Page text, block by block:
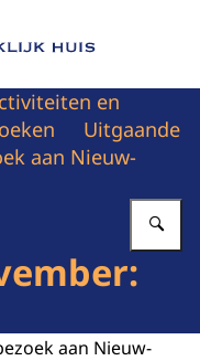
Het Koninklijk Huis
en
Uitgaande
aan Nieuw-
aan Nieuw-